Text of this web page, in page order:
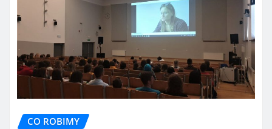
CO ROBIMY